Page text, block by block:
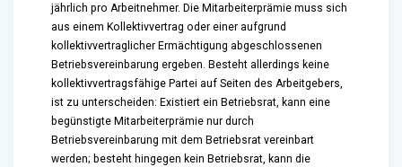
jährlich pro Arbeitnehmer. Die Mitarbeiterprämie muss sich
aus einem Kollektivvertrag oder einer aufgrund
kollektivvertraglicher Ermächtigung abgeschlossenen
Betriebsvereinbarung ergeben. Besteht allerdings keine
kollektivvertragsfähige Partei auf Seiten des Arbeitgebers,
ist zu unterscheiden: Existiert ein Betriebsrat, kann eine
begünstigte Mitarbeiterprämie nur durch
Betriebsvereinbarung mit dem Betriebsrat vereinbart
werden; besteht hingegen kein Betriebsrat, kann die